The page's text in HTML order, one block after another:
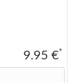
9.95 €*